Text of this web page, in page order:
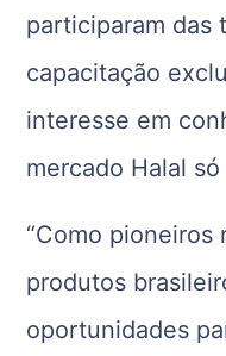
participaram das
capacitação
interesse em
mercado Halal
“Como pioneiros
produtos
oportunidades